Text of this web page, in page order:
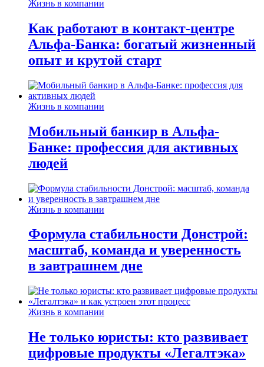
Жизнь в компании
Как работают в контакт-центре
Альфа-Банка: богатый жизненный
опыт и крутой старт
Жизнь в компании
Мобильный банкир в Альфа-
Банке: профессия для активных
людей
Жизнь в компании
Формула стабильности Донстрой:
масштаб, команда и уверенность
в завтрашнем дне
Жизнь в компании
Не только юристы: кто развивает
цифровые продукты «Легалтэка»